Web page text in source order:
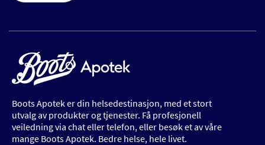
Boots Apotek er din helsedestinasjon, med et stort
utvalg av produkter og tjenester. Få profesjonell
veiledning via chat eller telefon, eller besøk et av våre
mange Boots Apotek. Bedre helse, hele livet.